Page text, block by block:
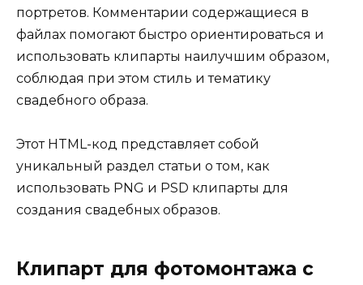
портретов. Комментарии содержащиеся в
файлах помогают быстро ориентироваться и
использовать клипарты наилучшим образом,
соблюдая при этом стиль и тематику
свадебного образа.
Этот HTML-код представляет собой
уникальный раздел статьи о том, как
использовать PNG и PSD клипарты для
создания свадебных образов.
Клипарт для фотомонтажа с